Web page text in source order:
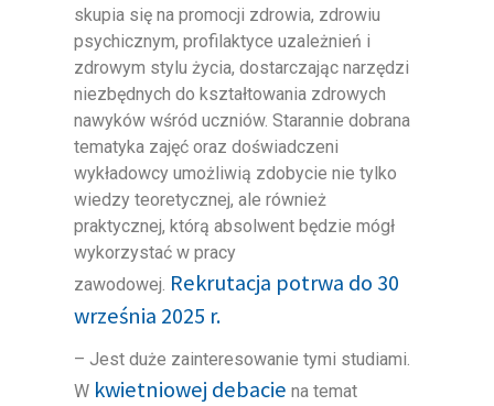
skupia się na promocji zdrowia, zdrowiu
psychicznym, profilaktyce uzależnień i
zdrowym stylu życia, dostarczając narzędzi
niezbędnych do kształtowania zdrowych
nawyków wśród uczniów. Starannie dobrana
tematyka zajęć oraz doświadczeni
wykładowcy umożliwią zdobycie nie tylko
wiedzy teoretycznej, ale również
praktycznej, którą absolwent będzie mógł
wykorzystać w pracy
zawodowej. Rekrutacja potrwa do 30
września 2025 r.
– Jest duże zainteresowanie tymi studiami.
W kwietniowej debacie na temat